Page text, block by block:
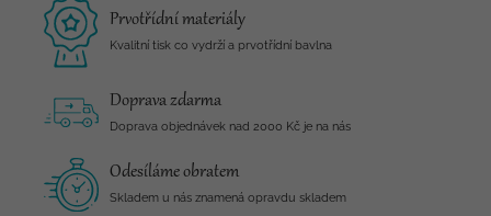
Prvotřídní materiály
Kvalitní tisk co vydrží a prvotřídní bavlna
Doprava zdarma
Doprava objednávek nad 2000 Kč je na nás
Odesíláme obratem
Skladem u nás znamená opravdu skladem